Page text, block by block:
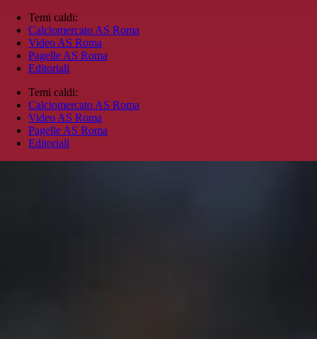
Temi caldi:
Calciomercato AS Roma
Video AS Roma
Pagelle AS Roma
Editoriali
Temi caldi:
Calciomercato AS Roma
Video AS Roma
Pagelle AS Roma
Editoriali